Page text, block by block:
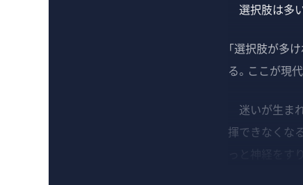
選択肢は多
「選択肢が多
る。ここが現
迷いが生ま
揮できなくな